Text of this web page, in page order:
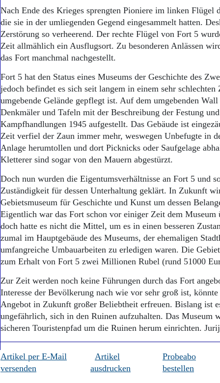
Nach Ende des Krieges sprengten Pioniere im linken Flügel
die sie in der umliegenden Gegend eingesammelt hatten.
Zerstörung so verheerend. Der rechte Flügel von Fort 5
Zeit allmählich ein Ausflugsort. Zu besonderen Anlässen
das Fort manchmal nachgestellt.
Fort 5 hat den Status eines Museums der Geschichte des
jedoch befindet es sich seit langem in einem sehr schlechten
umgebende Gelände gepflegt ist. Auf dem umgebenden
Denkmäler und Tafeln mit der Beschreibung der Festung
Kampfhandlungen 1945 aufgestellt. Das Gebäude ist
Zeit verfiel der Zaun immer mehr, weswegen Unbefugte in
Anlage herumtollen und dort Picknicks oder Saufgelage
Kletterer sind sogar von den Mauern abgestürzt.
Doch nun wurden die Eigentumsverhältnisse an Fort 5 und
Zuständigkeit für dessen Unterhaltung geklärt. In Zukunft
Gebietsmuseum für Geschichte und Kunst um dessen
Eigentlich war das Fort schon vor einiger Zeit dem Museum
doch hatte es nicht die Mittel, um es in einen besseren
zumal im Hauptgebäude des Museums, der ehemaligen
umfangreiche Umbauarbeiten zu erledigen waren. Die
zum Erhalt von Fort 5 zwei Millionen Rubel (rund 51000
Zur Zeit werden noch keine Führungen durch das Fort
Interesse der Bevölkerung nach wie vor sehr groß ist,
Angebot in Zukunft großer Beliebtheit erfreuen. Bislang ist
ungefährlich, sich in den Ruinen aufzuhalten. Das Museum
sicheren Touristenpfad um die Ruinen herum einrichten.
Artikel per E-Mail
versenden
Artikel
ausdrucken
Probeabo
bestellen